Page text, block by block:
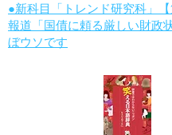
●新科目「トレンド研究科」
報道「国債に頼る厳しい財政
ぼウソです